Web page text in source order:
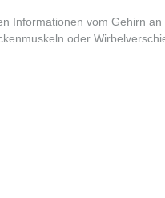
Informationen vom Gehirn
oder